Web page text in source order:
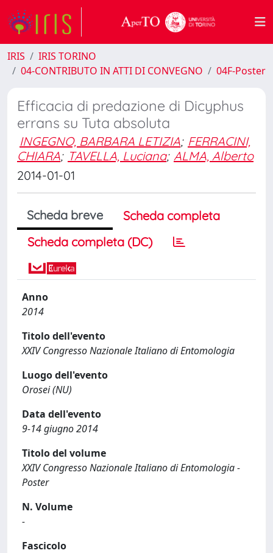
IRIS
IRIS TORINO
04-CONTRIBUTO IN ATTI DI CONVEGNO
04F-Poster
Efficacia di predazione di Dicyphus
errans su Tuta absoluta
INGEGNO, BARBARA LETIZIA; FERRACINI,
CHIARA; TAVELLA, Luciana; ALMA, Alberto
2014-01-01
Scheda breve
Scheda completa
Scheda completa (DC)
Anno
2014
Titolo dell'evento
XXIV Congresso Nazionale Italiano di Entomologia
Luogo dell'evento
Orosei (NU)
Data dell'evento
9-14 giugno 2014
Titolo del volume
XXIV Congresso Nazionale Italiano di Entomologia -
Poster
N. Volume
-
Fascicolo